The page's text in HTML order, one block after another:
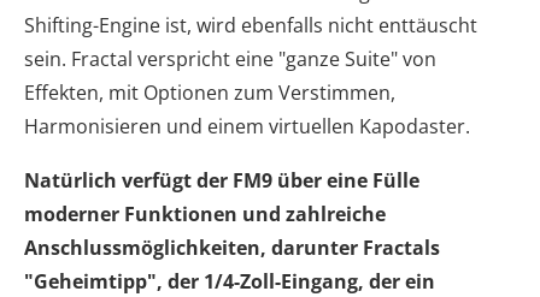
Shifting-Engine ist, wird ebenfalls nicht enttäuscht
sein. Fractal verspricht eine "ganze Suite" von
Effekten, mit Optionen zum Verstimmen,
Harmonisieren und einem virtuellen Kapodaster.
Natürlich verfügt der FM9 über eine Fülle
moderner Funktionen und zahlreiche
Anschlussmöglichkeiten, darunter Fractals
"Geheimtipp", der 1/4-Zoll-Eingang, der ein